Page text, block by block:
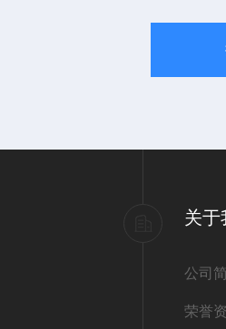
关于
公司
荣誉